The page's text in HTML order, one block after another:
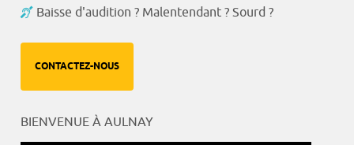
Baisse d'audition ? Malentendant ? Sourd ?
CONTACTEZ-NOUS
BIENVENUE À AULNAY